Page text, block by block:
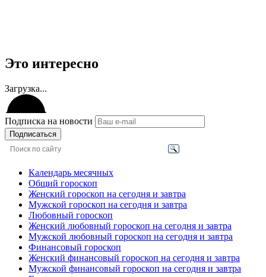
Это интересно
Загрузка...
Подписка на новости
Подписаться
Календарь месячных
Общий гороскоп
Женский гороскоп на сегодня и завтра
Мужской гороскоп на сегодня и завтра
Любовный гороскоп
Женский любовный гороскоп на сегодня и завтра
Мужской любовный гороскоп на сегодня и завтра
Финансовый гороскоп
Женский финансовый гороскоп на сегодня и завтра
Мужской финансовый гороскоп на сегодня и завтра